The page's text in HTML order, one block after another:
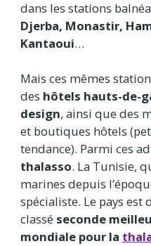
dans les stations
Djerba, Monastir,
Kantaoui…
Mais ces mêmes
des hôtels hauts-de-
design, ainsi que des
et boutiques hôtels
tendance). Parmi ces
thalasso. La Tunisie,
marines depuis
spécialiste. Le pays est
classé seconde
mondiale pour la